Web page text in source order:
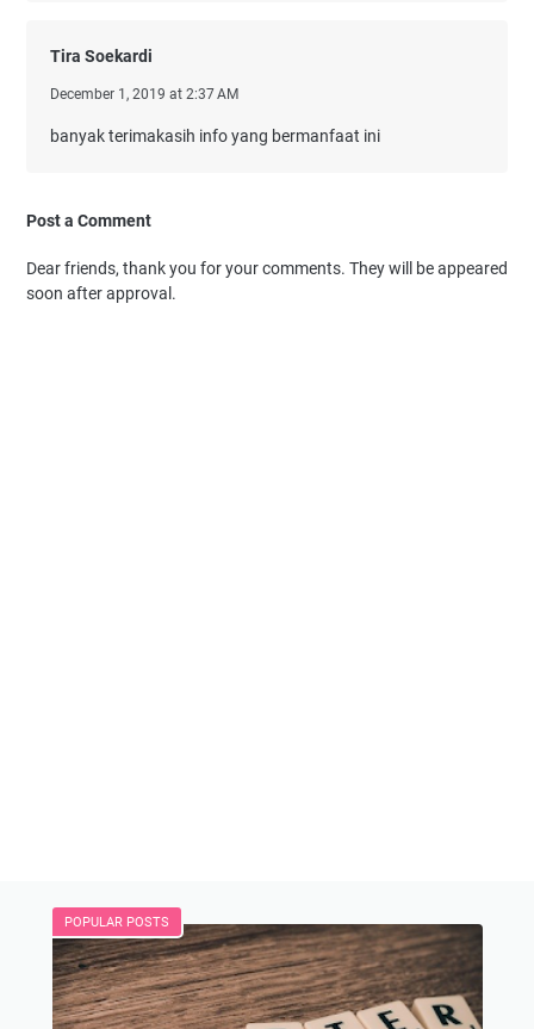
Tira Soekardi
December 1, 2019 at 2:37 AM
banyak terimakasih info yang bermanfaat ini
Post a Comment
Dear friends, thank you for your comments. They will be appeared
soon after approval.
POPULAR POSTS